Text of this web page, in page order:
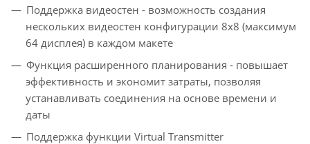
Поддержка видеостен - возможность создания
нескольких видеостен конфигурации 8x8 (максимум
64 дисплея) в каждом макете
Функция расширенного планирования - повышает
эффективность и экономит затраты, позволяя
устанавливать соединения на основе времени и
даты
Поддержка функции Virtual Transmitter